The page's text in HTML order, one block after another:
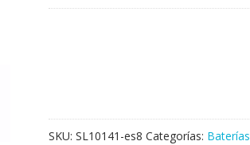
cantidad
SKU: SL10141-es8 Categorías: Baterías